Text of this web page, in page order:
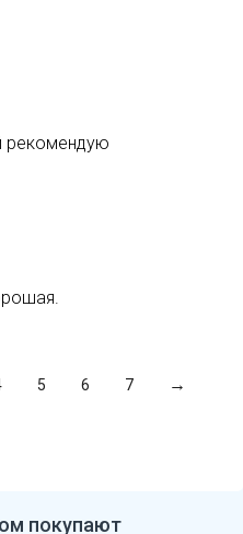
рекомендую
5 6 7
покупают